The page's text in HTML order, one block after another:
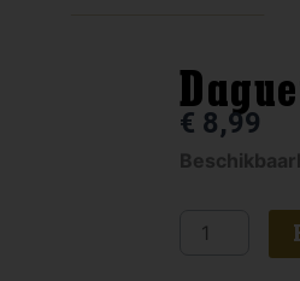
€ 8,99
Daguet
Berticot
Sauvignon